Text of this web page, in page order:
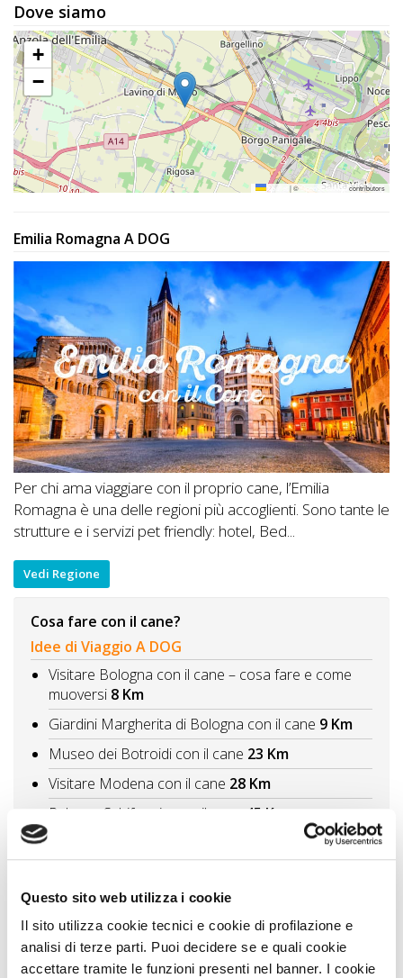
Questo sito web utilizza i cookie
Il sito utilizza cookie tecnici e cookie di profilazione e
analisi di terze parti. Puoi decidere se e quali cookie
accettare tramite le funzioni presenti nel banner. I cookie
Registrati
Dove siamo
+
−
Leaflet |©OpenStreetMap contributors
Emilia Romagna A DOG
Per chi ama viaggiare con il proprio cane, l’Emilia
Romagna è una delle regioni più accoglienti. Sono tante le
strutture e i servizi pet friendly: hotel, Bed...
Vedi Regione
Cosa fare con il cane?
Idee di Viaggio A DOG
Visitare Bologna con il cane – cosa fare e come
muoversi 8 Km
Giardini Margherita di Bologna con il cane 9 Km
Museo dei Botroidi con il cane 23 Km
Visitare Modena con il cane 28 Km
Palazzo Schifanoia con il cane
45 Km
Borghi artistici e divertimento passeggiata tra
Bologna e Ravenna con il cane 53 Km